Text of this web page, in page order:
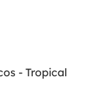
- Tropical